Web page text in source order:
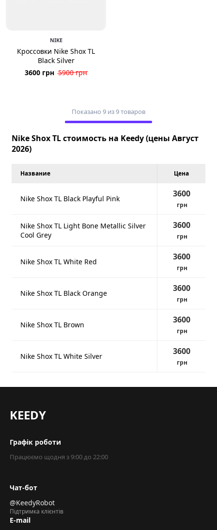
NIKE
Кроссовки Nike Shox TL
Black Silver
3600 грн 5900 грн
Показано 9 из 9 товаров
Nike Shox TL стоимость на Keedy (цены Август
2026)
Название Цена
Nike Shox TL Black Playful Pink 3600
грн
Nike Shox TL Light Bone Metallic Silver
Cool Grey
3600
грн
Nike Shox TL White Red 3600
грн
Nike Shox TL Black Orange 3600
грн
Nike Shox TL Brown 3600
грн
Nike Shox TL White Silver 3600
грн
KEEDY
Графік роботи
Працюємо щодня з 9:00 до 22:00
Чат-бот
@KeedyRobot
Підтримка клієнтів
E-mail